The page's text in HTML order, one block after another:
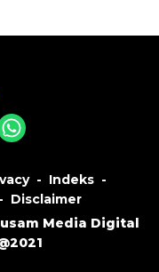
Indeks
Disclaimer
Media Digital